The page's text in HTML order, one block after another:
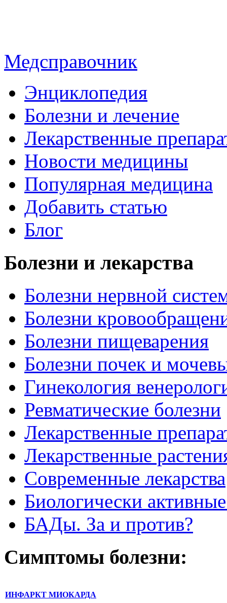
Медсправочник
Энциклопедия
Болезни и лечение
Лекарственные
Новости медицины
Популярная медицина
Добавить статью
Блог
Болезни и лекарства
Болезни нервной
Болезни
Болезни пищеварения
Болезни почек и
Гинекология
Ревматические болезни
Лекарственные
Лекарственные
Современные лекарства
Биологически
БАДы. За и против?
Симптомы болезни:
ИНФАРКТ МИОКАРДА